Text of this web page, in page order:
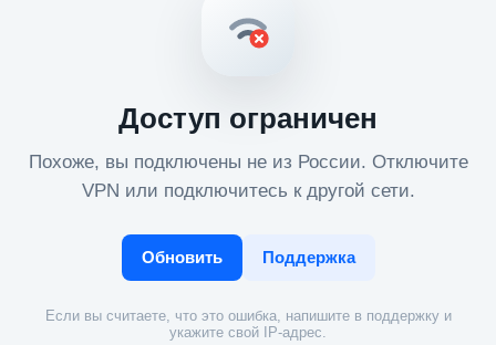
Доступ ограничен
Похоже, вы подключены не из России. Отключите
VPN или подключитесь к другой сети.
Обновить Поддержка
Если вы считаете, что это ошибка, напишите в поддержку и
укажите свой IP-адрес.